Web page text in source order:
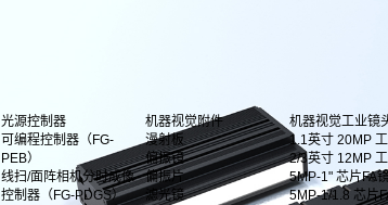
光源控制器
可编程控制器（FG-
PEB）
线扫/面阵相机分时成像
控制器（FG-PDGS）
机器视觉附件
漫射板
偏振镜
偏振片
滤光镜
机器视觉工业镜
1.1英寸 20MP
2/3英寸 12MP
5MP-1" 芯片FA
5MP-1/1.8 芯片